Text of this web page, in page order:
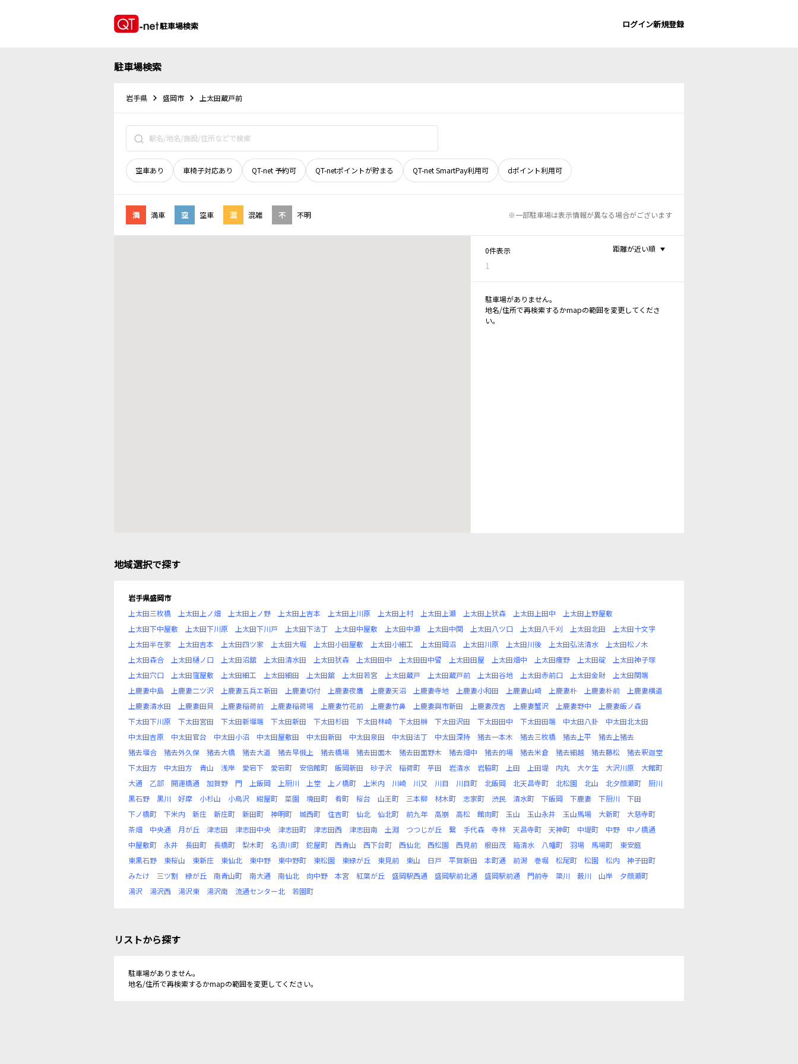
駐車場検索 ログイン新規登録
駐車場検索
岩手県 盛岡市 上太田蔵戸前
空車あり 車椅子対応あり QT-net 予約可 QT-netポイントが貯まる QT-net SmartPay利用可 dポイント利用可
満 満車 空 空車 混 混雑 不 不明 ※一部駐車場は表示情報が異なる場合がございます
0件表示
1
距離が近い順
駐車場がありません。
地名/住所で再検索するかmapの範囲を変更してくださ
い。
地域選択で探す
岩手県盛岡市
上太田三枚橋
上太田上ノ畑 上太田上ノ野 上太田上吉本 上太田上川原 上太田上村 上太田上瀬 上太田上犾森 上太田上田中
上太田上野屋敷
上太田下中屋敷
上太田下川原 上太田下川戸 上太田下法丁 上太田中屋敷 上太田中瀬 上太田中関 上太田八ツ口 上太田八千刈 上太田北田
上太田十文字
上太田半在家
上太田吉本 上太田四ツ家 上太田大堀 上太田小田屋敷 上太田小細工 上太田岡沼 上太田川原 上太田川後 上太田弘法清水
上太田松ノ木
上太田森合
上太田樋ノ口 上太田沼舘 上太田清水田 上太田犾森 上太田田中 上太田田中留 上太田田屋 上太田畑中 上太田痩野 上太田碇
上太田神子塚
上太田穴口
上太田窪屋敷 上太田細工 上太田細田 上太田舘 上太田若宮 上太田蔵戸 上太田蔵戸前 上太田谷地 上太田赤前口 上太田金財
上太田関端
上鹿妻中島
上鹿妻二ツ沢 上鹿妻五兵エ新田 上鹿妻切付 上鹿妻夜鷹 上鹿妻天沼 上鹿妻寺地 上鹿妻小和田 上鹿妻山崎 上鹿妻朴 上鹿妻朴前
上鹿妻横道
上鹿妻清水田
上鹿妻田貝 上鹿妻稲荷前 上鹿妻稲荷場 上鹿妻竹花前 上鹿妻竹鼻 上鹿妻與市新田 上鹿妻茂吉 上鹿妻蟹沢 上鹿妻野中
上鹿妻飯ノ森
下太田下川原
下太田宮田 下太田新堰端 下太田新田 下太田杉田 下太田林崎 下太田榊 下太田沢田 下太田田中 下太田田端 中太田八卦
中太田北太田
中太田吉原
中太田官台 中太田小沼 中太田屋敷田 中太田新田 中太田泉田 中太田法丁 中太田深持 猪去一本木 猪去三枚橋 猪去上平
猪去上猪去
猪去堰合
猪去外久保 猪去大橋 猪去大道 猪去早俄上 猪去橋場 猪去田面木 猪去田面野木 猪去畑中 猪去的場 猪去米倉 猪去細越 猪去藤松
猪去釈迦堂
下太田方
中太田方 青山 浅岸 愛宕下 愛宕町 安倍館町 飯岡新田 砂子沢 稲荷町 芋田 岩清水 岩脇町 上田 上田堤 内丸 大ケ生 大沢川原
大館町
大通
乙部 開運橋通 加賀野 門 上飯岡 上厨川 上堂 上ノ橋町 上米内 川崎 川又 川目 川目町 北飯岡 北天昌寺町 北松園 北山 北夕顔瀬町
厨川
黒石野
黒川 好摩 小杉山 小鳥沢 紺屋町 菜園 境田町 肴町 桜台 山王町 三本柳 材木町 志家町 渋民 清水町 下飯岡 下鹿妻 下厨川
下田
下ノ橋町
下米内 新庄 新庄町 新田町 神明町 城西町 住吉町 仙北 仙北町 前九年 高崩 高松 館向町 玉山 玉山永井 玉山馬場 大新町
大慈寺町
茶畑
中央通 月が丘 津志田 津志田中央 津志田町 津志田西 津志田南 土淵 つつじが丘 繋 手代森 寺林 天昌寺町 天神町 中堤町 中野
中ノ橋通
中屋敷町
永井 長田町 長橋町 梨木町 名須川町 鉈屋町 西青山 西下台町 西仙北 西松園 西見前 根田茂 箱清水 八幡町 羽場 馬場町
東安庭
東黒石野
東桜山 東新庄 東仙北 東中野 東中野町 東松園 東緑が丘 東見前 東山 日戸 平賀新田 本町通 前潟 巻堀 松尾町 松園 松内
神子田町
みたけ
三ツ割 緑が丘 南青山町 南大通 南仙北 向中野 本宮 紅葉が丘 盛岡駅西通 盛岡駅前北通 盛岡駅前通 門前寺 簗川 薮川 山岸
夕顔瀬町
湯沢
湯沢西 湯沢東 湯沢南 流通センター北 若園町
リストから探す
駐車場がありません。
地名/住所で再検索するかmapの範囲を変更してください。